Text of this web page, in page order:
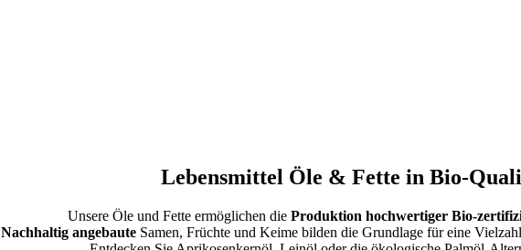
Lebensmittel Öle & Fette in Bio-
Unsere Öle und Fette ermöglichen die Produktion hochwertiger Bio-
Nachhaltig angebauteSamen, Früchte und Keime bilden die Grundlage für eine